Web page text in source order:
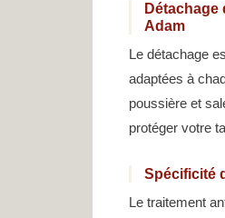
Adam
Le détachage
adaptées à
poussière et
protéger votre
Spécificité
Le traitement